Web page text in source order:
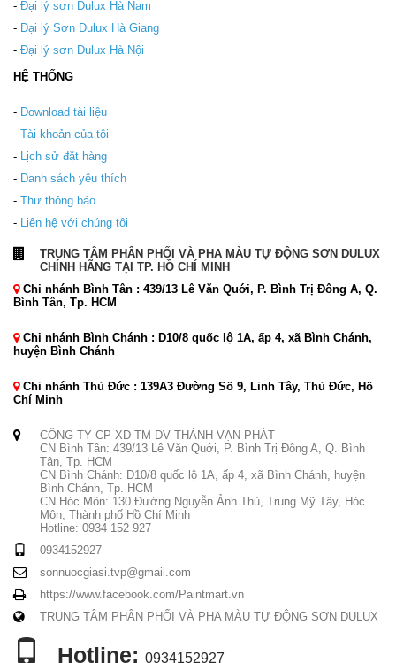
- Đại lý sơn Dulux Hà Nam
- Đại lý Sơn Dulux Hà Giang
- Đại lý sơn Dulux Hà Nội
HỆ THỐNG
- Download tài liệu
- Tài khoản của tôi
- Lịch sử đặt hàng
- Danh sách yêu thích
- Thư thông báo
- Liên hệ với chúng tôi
TRUNG TÂM PHÂN PHỐI VÀ PHA MÀU TỰ ĐỘNG SƠN DULUX
CHÍNH HÃNG TẠI TP. HỒ CHÍ MINH
Chi nhánh Bình Tân : 439/13 Lê Văn Quới, P. Bình Trị Đông A, Q.
Bình Tân, Tp. HCM
Chi nhánh Bình Chánh : D10/8 quốc lộ 1A, ấp 4, xã Bình Chánh,
huyện Bình Chánh
Chi nhánh Thủ Đức : 139A3 Đường Số 9, Linh Tây, Thủ Đức, Hồ
Chí Minh
CÔNG TY CP XD TM DV THÀNH VẠN PHÁT
CN Bình Tân: 439/13 Lê Văn Quới, P. Bình Trị Đông A, Q. Bình
Tân, Tp. HCM
CN Bình Chánh: D10/8 quốc lộ 1A, ấp 4, xã Bình Chánh, huyện
Bình Chánh, Tp. HCM
CN Hóc Môn: 130 Đường Nguyễn Ảnh Thủ, Trung Mỹ Tây, Hóc
Môn, Thành phố Hồ Chí Minh
Hotline: 0934 152 927
0934152927
sonnuocgiasi.tvp@gmail.com
https://www.facebook.com/Paintmart.vn
TRUNG TÂM PHÂN PHỐI VÀ PHA MÀU TỰ ĐỘNG SƠN DULUX
Hotline: 0934152927